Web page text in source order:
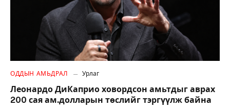
ОДДЫН АМЬДРАЛ Урлаг
Леонардо ДиКаприо ховордсон амьтдыг аврах
200 сая ам.долларын төслийг тэргүүлж байна